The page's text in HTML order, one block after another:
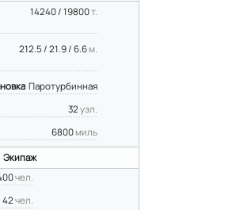
14240 / 19800т.
212.5 / 21.9 / 6.6 м.
Паротурбинная
32 узл.
6800 миль
Экипаж
чел.
42 чел.